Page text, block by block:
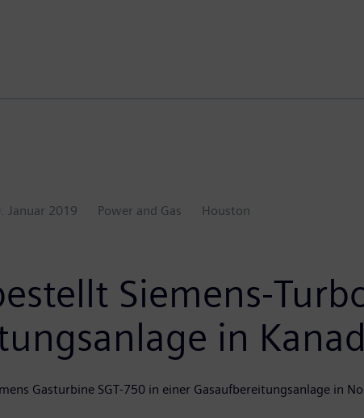
Januar 2019 Power and Gas Houston
Siemens-
in
Gasturbine SGT-750 in einer Gasaufbereitungsanlage in